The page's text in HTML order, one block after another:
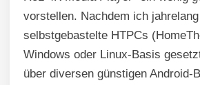
vorstellen. Nachdem ich
selbstgebastelte HTPCs
Windows oder Linux-Basis
über diversen günstigen Android-